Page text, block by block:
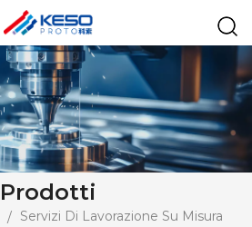
Prodotti
/ Servizi Di Lavorazione Su Misura